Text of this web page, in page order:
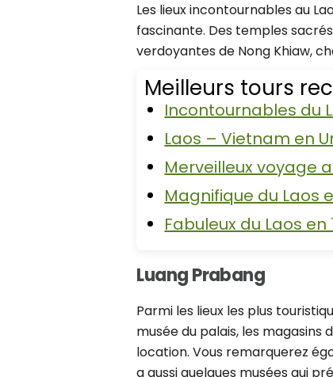
Les lieux incontournables au
fascinante. Des temples
verdoyantes de Nong Khiaw,
Meilleurs tours
Incontournables du
Laos – Vietnam en
Merveilleux voyage
Magnifique du Laos
Fabuleux du Laos en
Luang Prabang
Parmi les lieux les plus
musée du palais, les magasins
location. Vous remarquerez
a aussi quelques musées qui